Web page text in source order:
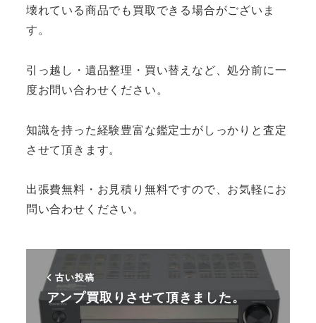
壊れている商品でも買取できる場合がございま
す。
引っ越し・遺品整理・買い替えなど、処分前に一
度お問い合わせください。
知識を持った経験豊富な鑑定士がしっかりと査定
させて頂きます。
出張費無料・お見積り無料ですので、お気軽にお
問い合わせください。
古い投稿
アンプ買取りさせて頂きました。